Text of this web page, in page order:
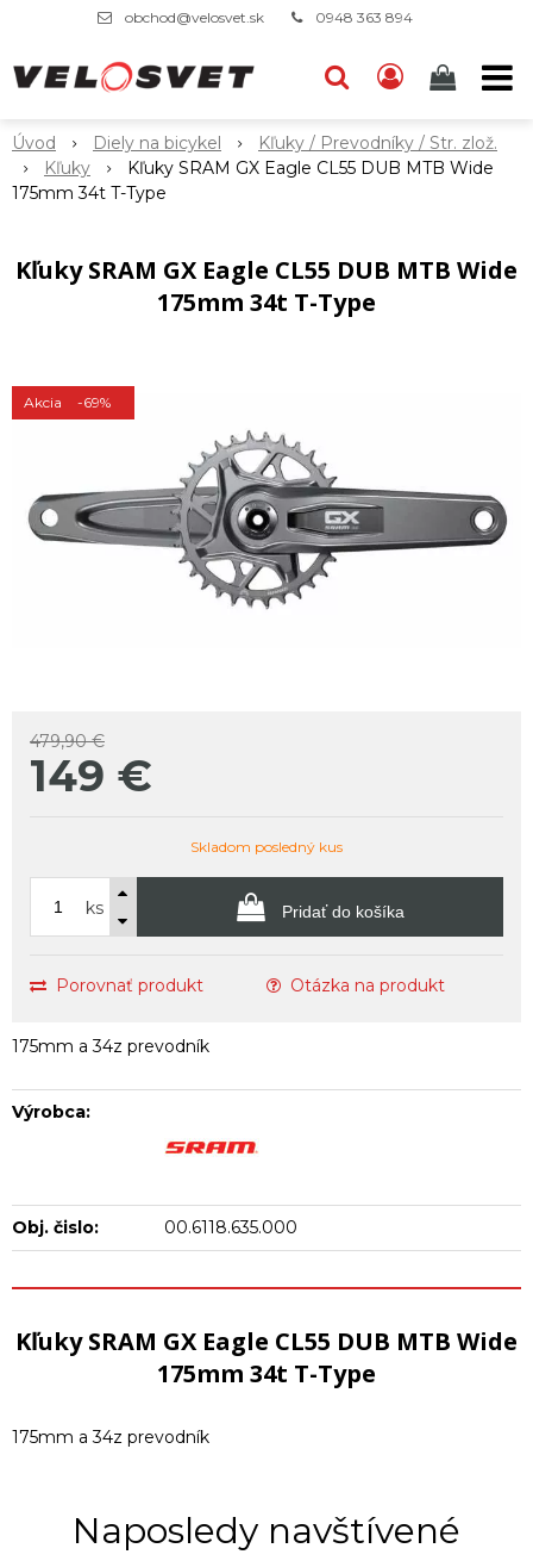
obchod@velosvet.sk 0948 363 894
Úvod Diely na bicykel
Kľuky / Prevodníky / Str. zlož.
Kľuky
Kľuky SRAM GX Eagle CL55 DUB MTB Wide
175mm 34t T-Type
Kľuky SRAM GX Eagle CL55 DUB MTB Wide
175mm 34t T-Type
Akcia -69%
479,90 €
149 €
Skladom posledný kus
ks Pridať do košíka
Porovnať produkt Otázka na produkt
175mm a 34z prevodník
Výrobca:
Obj. čislo: 00.6118.635.000
Kľuky SRAM GX Eagle CL55 DUB MTB Wide
175mm 34t T-Type
175mm a 34z prevodník
Naposledy navštívené